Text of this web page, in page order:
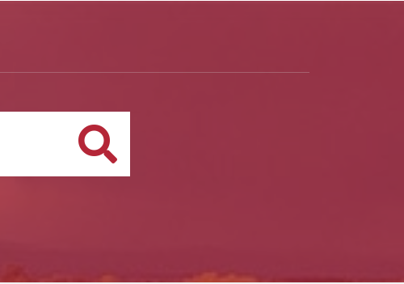
Buscar